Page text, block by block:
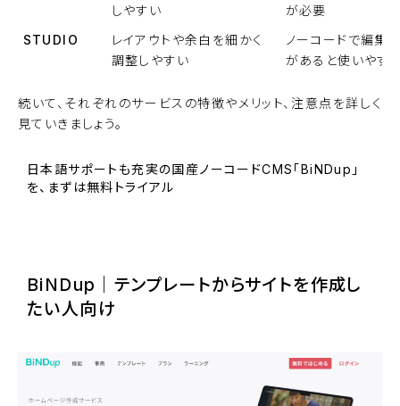
しやすい
が必要
STUDIO
レイアウトや余白を細かく
調整しやすい
ノーコードで編集
があると使いやす
続いて、それぞれのサービスの特徴やメリット、注意点を詳しく
見ていきましょう。
日本語サポートも充実の国産ノーコードCMS「BiNDup」
を、まずは無料トライアル
BiNDup｜テンプレートからサイトを作成し
たい人向け